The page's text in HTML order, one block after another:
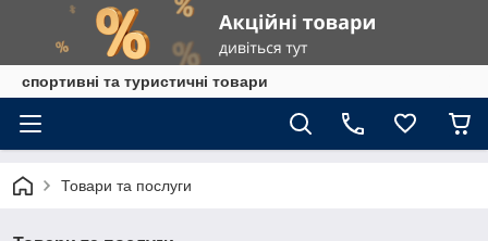
спортивні та туристичні товари
Товари та послуги